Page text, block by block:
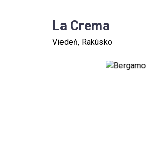
La Crema
Viedeň, Rakúsko